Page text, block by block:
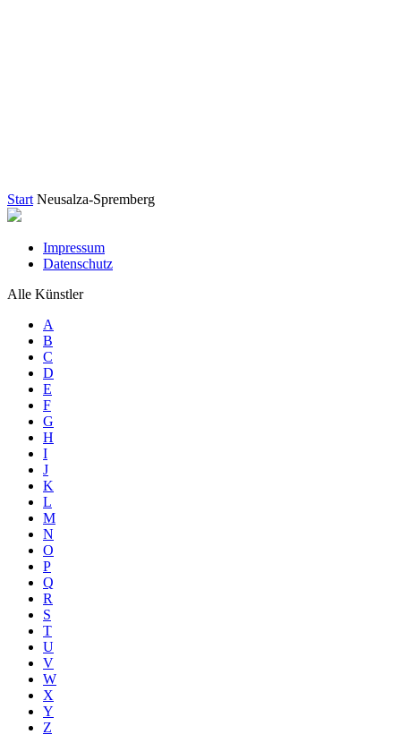
Start Neusalza-Spremberg
Impressum
Datenschutz
Alle Künstler
A
B
C
D
E
F
G
H
I
J
K
L
M
N
O
P
Q
R
S
T
U
V
W
X
Y
Z